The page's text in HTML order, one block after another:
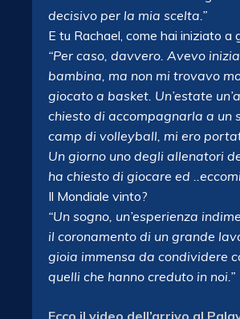
decisivo per la mia scelta.”
E tu Rachael, come hai iniziato a
“Per caso, davvero. Avevo
bambina, ma non mi trovavo
giocato a basket. Un’estate
chiesto di accompagnarla a un
camp di volleyball, mi ero
Un giorno uno degli allenatori
ha chiesto di giocare ed
Il Mondiale vinto?
“Un sogno, un’esperienza
il coronamento di un grande
gioia immensa da condividere
quelli che hanno creduto in noi.”
Ecco il video dell’arrivo al